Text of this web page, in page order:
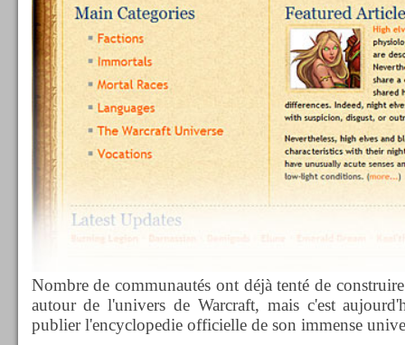
Nombre de communautés ont déjà tenté de construire
autour de l'univers de Warcraft, mais c'est
publier l'encyclopedie officielle de son immense